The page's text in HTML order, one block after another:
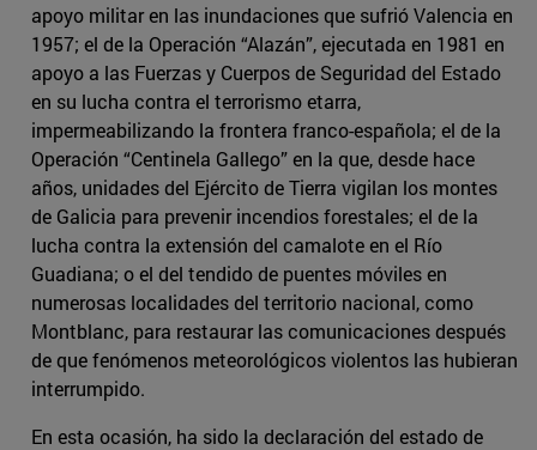
apoyo militar en las inundaciones que sufrió Valencia en
1957; el de la Operación “Alazán”, ejecutada en 1981 en
apoyo a las Fuerzas y Cuerpos de Seguridad del Estado
en su lucha contra el terrorismo etarra,
impermeabilizando la frontera franco-española; el de la
Operación “Centinela Gallego” en la que, desde hace
años, unidades del Ejército de Tierra vigilan los montes
de Galicia para prevenir incendios forestales; el de la
lucha contra la extensión del camalote en el Río
Guadiana; o el del tendido de puentes móviles en
numerosas localidades del territorio nacional, como
Montblanc, para restaurar las comunicaciones después
de que fenómenos meteorológicos violentos las hubieran
interrumpido.
En esta ocasión, ha sido la declaración del estado de